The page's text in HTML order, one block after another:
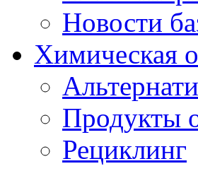
Новости
Химическая
Продукты
Рециклинг